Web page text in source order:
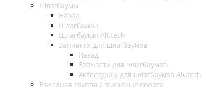
Шлагбаумы
Назад
Шлагбаумы
Шлагбаумы Alutech
Запчасти для шлагбаумов
Назад
Запчасти для шлагбаумов
Аксессуары для шлагбаумов Alutech
Въездная группа / въездные ворота